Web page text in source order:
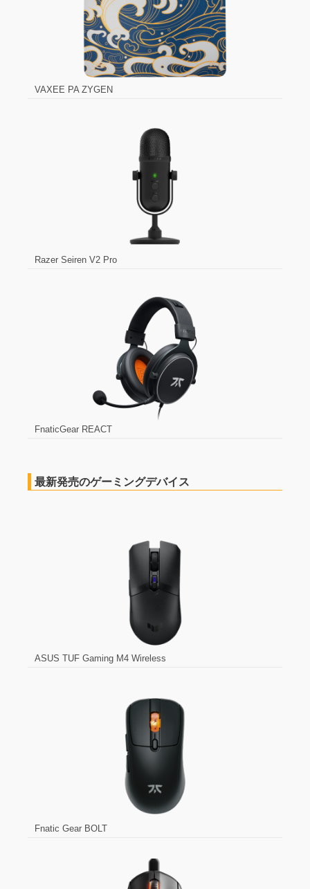
VAXEE PA ZYGEN
Razer Seiren V2 Pro
FnaticGear REACT
最新発売のゲーミングデバイス
ASUS TUF Gaming M4 Wireless
Fnatic Gear BOLT